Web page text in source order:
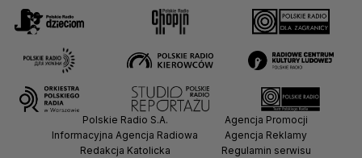
Polskie Radio S.A.
Informacyjna Agencja Radiowa
Redakcja Katolicka
Agencja Promocji
Agencja Reklamy
Regulamin serwisu